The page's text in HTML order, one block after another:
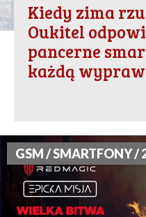
Kiedy zima
Oukitel
pancerne
każdą
GSM / SMARTFONY /